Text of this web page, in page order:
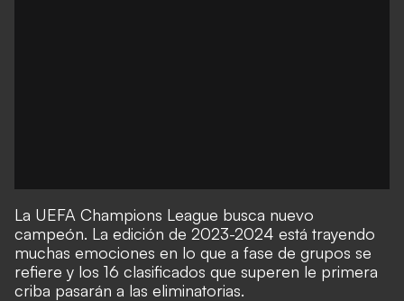
La UEFA Champions League busca nuevo
campeón. La edición de 2023-2024 está trayendo
muchas emociones en lo que a fase de grupos se
refiere y los 16 clasificados que superen le primera
criba pasarán a las eliminatorias.